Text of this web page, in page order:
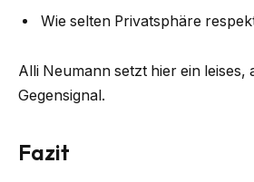
Wie selten Privatsphäre
Alli Neumann setzt hier ein leises,
Gegensignal.
Fazit